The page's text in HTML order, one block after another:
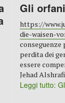
Gli
https://
die-waisen-
conseguenze
perdita dei
essere
Jehad
Leggi tutto: